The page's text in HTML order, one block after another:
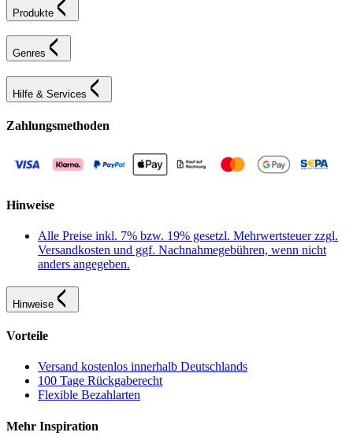
Produkte
Genres
Hilfe & Services
Zahlungsmethoden
Hinweise
Alle Preise inkl. 7% bzw. 19% gesetzl. Mehrwertsteuer zzgl.
Versandkosten und ggf. Nachnahmegebühren, wenn nicht
anders angegeben.
Hinweise
Vorteile
Versand kostenlos innerhalb Deutschlands
100 Tage Rückgaberecht
Flexible Bezahlarten
Mehr Inspiration